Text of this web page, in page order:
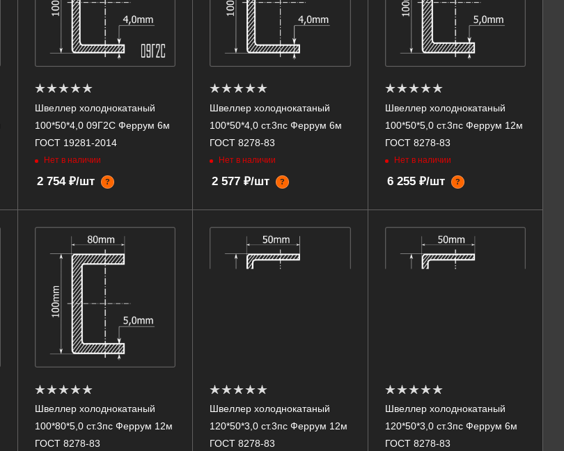
Швеллер холоднокатаный
100*50*4,0 09Г2С Феррум 6м
ГОСТ 19281-2014
Нет в наличии
2 754 ₽/шт ?
Швеллер холоднокатаный
100*50*4,0 ст.3пс Феррум 6м
ГОСТ 8278-83
Нет в наличии
2 577 ₽/шт ?
Швеллер холоднокатаный
100*50*5,0 ст.3пс Феррум 12м
ГОСТ 8278-83
Нет в наличии
6 255 ₽/шт ?
Швеллер холоднокатаный
100*80*5,0 ст.3пс Феррум 12м
ГОСТ 8278-83
Швеллер холоднокатаный
120*50*3,0 ст.3пс Феррум 12м
ГОСТ 8278-83
Швеллер холоднокатаный
120*50*3,0 ст.3пс Феррум 6м
ГОСТ 8278-83